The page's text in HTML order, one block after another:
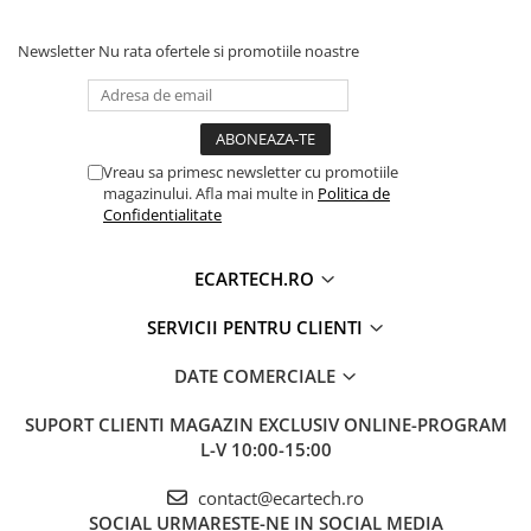
Lumini Ambientale
Testere auto
Pompe transfer
Intretinere auto
Trusa cale distributie
Echipamente service auto
-Greutate 498 g
-200 capse diferite ( 4 modele)
-1 pistol de sudat
Newsletter Nu rata ofertele si promotiile noastre
Vreau sa primesc newsletter cu promotiile
magazinului. Afla mai multe in Politica de
Confidentialitate
ECARTECH.RO
SERVICII PENTRU CLIENTI
DATE COMERCIALE
SUPORT CLIENTI MAGAZIN EXCLUSIV ONLINE-PROGRAM
L-V 10:00-15:00
contact@ecartech.ro
SOCIAL URMARESTE-NE IN SOCIAL MEDIA